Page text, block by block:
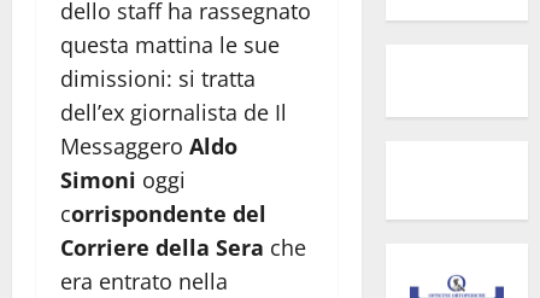
dello staff ha rassegnato
questa mattina le sue
dimissioni: si tratta
dell’ex giornalista de Il
Messaggero Aldo
Simoni oggi
corrispondente del
Corriere della Sera che
era entrato nella